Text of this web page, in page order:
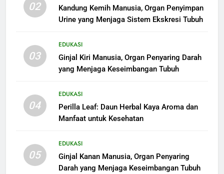
02
Kandung Kemih Manusia, Organ Penyimpan
Urine yang Menjaga Sistem Ekskresi Tubuh
03
EDUKASI
Ginjal Kiri Manusia, Organ Penyaring Darah
yang Menjaga Keseimbangan Tubuh
04
EDUKASI
Perilla Leaf: Daun Herbal Kaya Aroma dan
Manfaat untuk Kesehatan
05
EDUKASI
Ginjal Kanan Manusia, Organ Penyaring
Darah yang Menjaga Keseimbangan Tubuh